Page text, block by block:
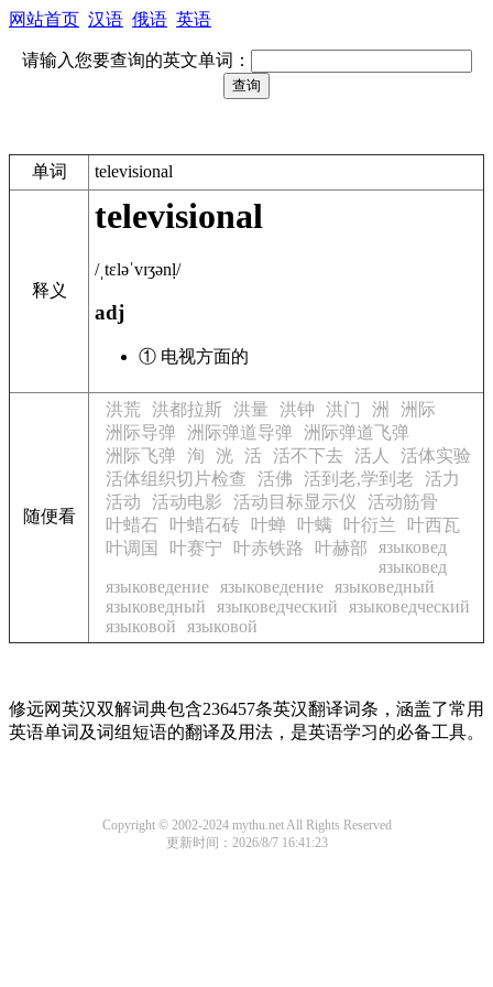
网站首页 汉语 俄语 英语
请输入您要查询的英文单词：
单词 televisional
释义
televisional
/ˌtɛləˈvɪʒənḷ/
adj
① 电视方面的
随便看
洪荒 洪都拉斯 洪量 洪钟 洪门 洲
洲际
洲际导弹
洲际弹道导弹
洲际弹道飞弹
洲际飞弹
洵 洸 活 活不下去 活人
活体实验
活体组织切片检查
活佛 活到老,学到老
活力
活动
活动电影 活动目标显示仪
活动筋骨
叶蜡石
叶蜡石砖 叶蝉 叶螨 叶衍兰
叶西瓦
叶调国
叶赛宁 叶赤铁路 叶赫部
языковед
языковед
языковедение
языковедение
языковедный
языковедный
языковедческий
языковедческий
языковой
языковой
修远网英汉双解词典包含236457条英汉翻译词条，涵盖了常用
英语单词及词组短语的翻译及用法，是英语学习的必备工具。
Copyright © 2002-2024 mythu.net All Rights Reserved
更新时间：2026/8/7 16:41:23